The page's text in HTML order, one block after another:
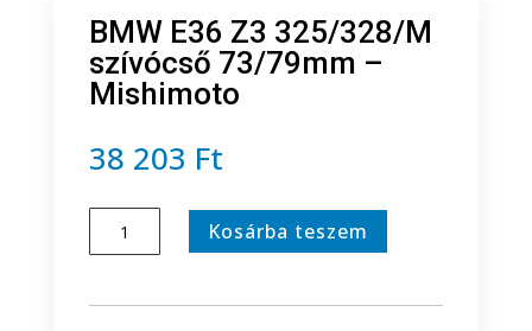
BMW E36 Z3 325/328/M
szívócső 73/79mm –
Mishimoto
38 203 Ft
325/328/M
Kosárba teszem